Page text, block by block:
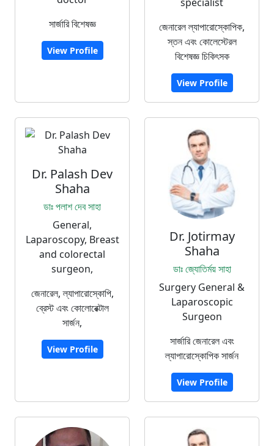
সার্জারি বিশেষজ্ঞ
View Profile
জেনারেল ল্যাপারোস্কোপিক,
স্তন এবং কোলেস্টেরল
বিশেষজ্ঞ চিকিৎসক
View Profile
Dr. Palash Dev
Shaha
ডাঃ পলাশ দেব সাহা
General,
Laparoscopy, Breast
and colorectal
surgeon,
জেনারেল, ল্যাপারোস্কোপি,
ব্রেস্ট এবং কোলোরেক্টাল
সার্জন,
View Profile
Dr. Jotirmay
Shaha
ডাঃ জ্যোতির্ময় সাহা
Surgery General &
Laparoscopic
Surgeon
সার্জারি জেনারেল এবং
ল্যাপারোস্কোপিক সার্জন
View Profile